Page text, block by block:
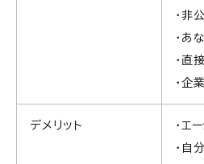
・非
・あ
・直
・企
デメリット
・エ
・自